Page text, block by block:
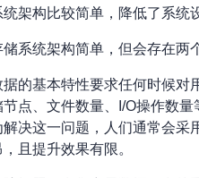
统架构比较简单，降低了系
系统架构简单，但会存在两
的基本特性要求任何时候
点、文件数量、I/O操作数
决这一问题，人们通常会
且提升效果有限。